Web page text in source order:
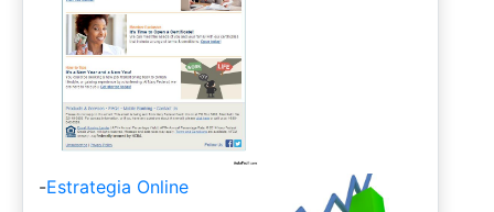
-Estrategia Online